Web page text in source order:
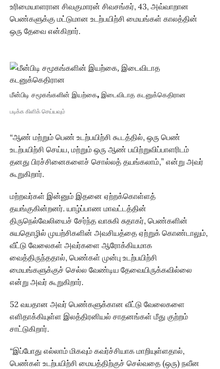
உரிமையாளரான சிவகுமாரன் சிவசங்கர், 43, அவ்வாறான
பெண்களுக்கு மட்டுமான உடற்பயிற்சி மையங்கள் காலத்தின்
ஒரு தேவை என்கிறார்.
மீன்பிடி சமூகங்களின் இயற்கை, இடைவிடாத கடனுக்கெதிரான
படிக்க கிளிக் செய்யவும்
“ஆண் மற்றும் பெண் உடற்பயிற்சி கூடத்தில், ஒரு பெண்
உடற்பயிற்சி செய்ய, மற்றும் ஒரு ஆண் பயிற்றுவிப்பாளரிடம்
தனது பிரச்சினைகளைச் சொல்லத் தயங்கலாம்,” என்று அவர்
கூறுகிறார்.
மற்றவர்கள் இன்னும் இதனை ஏற்றக்கொள்ளத்
தயங்குகின்றனர். யாழ்ப்பாண மாவட்டத்தின்
திருநெல்வேலியைச் சேர்ந்த வாசுகி சுதாகர், பெண்களின்
சுயதொழில் முயற்சிகளின் அவசியத்தை ஏற்றுக் கொண்டாலும்,
வீட்டு வேலைகள் அவர்களை ஆரோக்கியமாக
வைத்திருந்ததால், பெண்கள் முன்பு உடற்பயிற்சி
மையங்களுக்குச் செல்ல வேண்டிய தேவையிருக்கவில்லை
என்று அவர் கூறுகிறார்.
52 வயதான அவர் பெண்களுக்கான வீட்டு வேலைகளை
எளிதாக்கியுள்ள இலத்திரனியல் சாதனங்கள் மீது குற்றம்
சாட்டுகிறார்.
“இப்போது எல்லாம் மிகவும் கவர்ச்சியாக மாறியுள்ளதால்,
பெண்கள் உடற்பயிற்சி மையத்திற்குச் செல்வதை (ஒரு) நவீன